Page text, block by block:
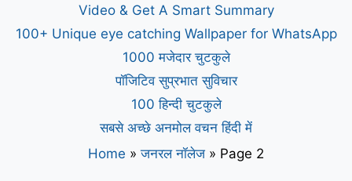
Video & Get A Smart Summary
100+ Unique eye catching Wallpaper for WhatsApp
1000 मजेदार चुटकुले
पॉजिटिव सुप्रभात सुविचार
100 हिन्दी चुटकुले
सबसे अच्छे अनमोल वचन हिंदी में
Home »जनरल नॉलेज» Page 2